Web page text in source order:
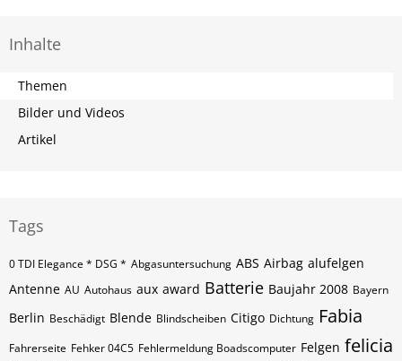
Inhalte
Themen
Bilder und Videos
Artikel
Tags
0 TDI Elegance * DSG * Abgasuntersuchung ABS Airbag alufelgen
Antenne AU Autohaus aux award Batterie Baujahr 2008 Bayern
Berlin Beschädigt Blende Blindscheiben Citigo Dichtung Fabia
Fahrerseite Fehker 04C5 Fehlermeldung Boadscomputer Felgen felicia